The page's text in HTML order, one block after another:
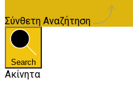
Σύνθετη Αναζήτηση
Search
Ακίνητα